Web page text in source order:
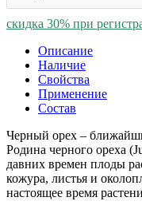
скидка 30% при
Описание
Наличие
Свойства
Применение
Состав
Черный орех –
Родина черного ореха
давних времен плоды
кожура, листья и
настоящее время